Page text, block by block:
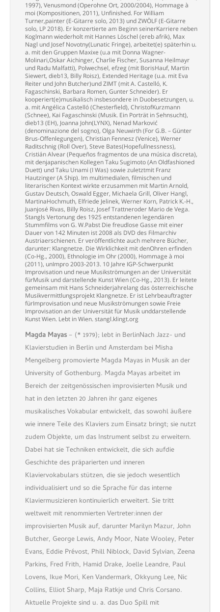
1997), Venusmond (Operohne Ort, 2000/2004), Hommage à
moi (Kompositionen, 2011), Unfinished. For William
Turner,painter (E-Gitarre solo, 2013) und ZWÖLF (E-Gitarre
solo, LP 2018). Er konzertierte am Beginn seinerKarriere neben
Koglmann wiederholt mit Hannes Löschel (ereb afrik), Max
Nagl und Josef Novotny(Lunatic Fringe), arbeitet(e) späterhin u.
a. mit den Gruppen Maxixe (u.a mit Donna Wagner-
Molinari,Oskar Aichinger, Charlie Fischer, Susanna Heilmayr
und Radu Malfatti), Polwechsel, efzeg (mit BorisHauf, Martin
Siewert, dieb13, Billy Roisz), Extended Heritage (u.a. mit Eva
Reiter und John Butcher)und ZIMT (mit A. Castelló, K.
Fagaschinski, Barbara Romen, Gunter Schneider). Er
kooperiert(e)musikalisch insbesondere in Duobesetzungen, u.
a. mit Angélica Castelló (Chesterfield), ChristofKurzmann
(Schnee), Kai Fagaschinski (Musik. Ein Porträt in Sehnsucht),
dieb13 (EH), Joanna John(LYNX), Nenad Marković
(denominazione del sogno), Olga Neuwirth (For G.B. – Günter
Brus-Offenlegungen), Christian Fennesz (Venice), Werner
Raditschnig (Roll Over), Steve Bates(Hopefullnessness),
Cristián Alvear (Pequeños fragmentos de una música discreta),
mit denjapanischen Kollegen Taku Sugimoto (An Oldfashioned
Duett) und Taku Unami (I Was) sowie zuletztmit Franz
Hautzinger (A Ship). Im multimedialen, filmischen und
literarischen Kontext wirkte erzusammen mit Martin Arnold,
Gustav Deutsch, Oswald Egger, Michaela Grill, Oliver Hangl,
MartinaHochmuth, Elfriede Jelinek, Werner Korn, Patrick K.-H.,
Juanjosé Rivas, Billy Roisz, Josef Trattneroder Mario de Vega.
Stangls Vertonung des 1925 entstandenen legendären
Stummfilms von G. W.Pabst Die freudlose Gasse mit einer
Dauer von 142 Minuten ist 2008 als DVD des Filmarchiv
Austriaerschienen. Er veröffentlichte auch mehrere Bücher,
darunter: Klangnetze. Die Wirklichkeit mit denOhren erfinden
(Co-Hg., 2000), Ethnologie im Ohr (2000), Hommage à moi
(2011), unImpro 2003-2013. 10 Jahre IGP-Schwerpunkt
Improvisation und neue Musikströmungen an der Universität
fürMusik und darstellende Kunst Wien (Co-Hg., 2013). Er leitete
gemeinsam mit Hans Schneiderjahrelang das österreichische
Musikvermittlungsprojekt Klangnetze. Er ist Lehrbeauftragter
fürImprovisation und neue Musikströmungen sowie Freie
Improvisation an der Universität für Musik unddarstellende
Kunst Wien. Lebt in Wien. stangl.klingt.org
Magda Mayas – (* 1979); lebt in BerlinNach Jazz- und
Klavierstudien in Berlin und Amsterdam bei Misha
Mengelberg promovierte Magda Mayas in Musik an der
University of Gothenburg. Magda Mayas arbeitet im
Bereich der zeitgenössischen improvisierten Musik und
hat in den letzten 20 Jahren ihr ganz eigenes
musikalisches Vokabular entwickelt, das sowohl äußere
wie innere Teile des Klaviers zum Einsatz bringt; sie nutzt
zudem Objekte, um das Instrument selbst zu erweitern.
Dabei hat sie Techniken entwickelt, die sich aufdie
Geschichte des präparierten und inneren
Klaviervokabulars stützen, die sie jedoch wesentlich
individualisiert und so die Sprache für das interne
Klaviermusizieren kontinuierlich erweitert. Sie tritt
weltweit mit renommierten Vertreter:innen der
improvisierten Musik auf, darunter Marilyn Mazur, John
Butcher, George Lewis, Andy Moor, Nate Wooley, Peter
Evans, Eddie Prévost, Phill Niblock, David Sylvian, Zeena
Parkins, Fred Frith, Hamid Drake, Joelle Leandre, Paul
Lovens, Ikue Mori, Ken Vandermark, Okkyung Lee, Nic
Collins, Elliot Sharp, Maja Ratkje und Chris Corsano.
Aktuelle Projekte sind u. a. das Duo Spill mit